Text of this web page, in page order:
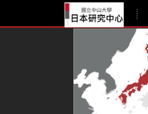
日本研究中心